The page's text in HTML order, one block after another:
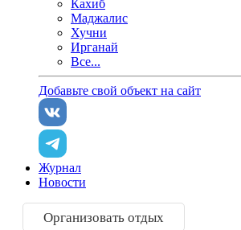
Кахиб
Маджалис
Хучни
Ирганай
Все...
Добавьте свой объект на сайт
Журнал
Новости
Организовать отдых